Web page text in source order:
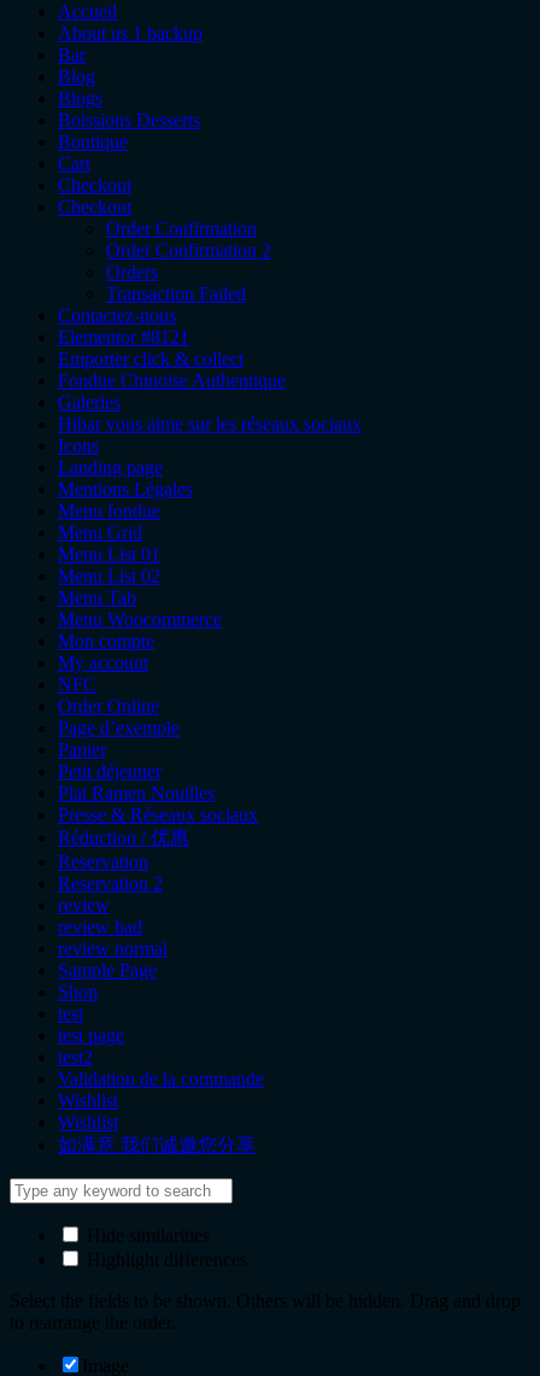
Accueil
About us 1 backup
Bar
Blog
Blogs
Boissions Desserts
Boutique
Cart
Checkout
Checkout
Order Confirmation
Order Confirmation 2
Orders
Transaction Failed
Contactez-nous
Elementor #8121
Emporter click & collect
Fondue Chinoise Authentique
Galeries
Hibar vous aime sur les réseaux sociaux
Icons
Landing page
Mentions Légales
Menu fondue
Menu Grid
Menu List 01
Menu List 02
Menu Tab
Menu Woocommerce
Mon compte
My account
NFC
Order Online
Page d’exemple
Panier
Petit déjeuner
Plat Ramen Nouilles
Presse & Réseaux sociaux
Réduction / 优惠
Reservation
Reservation 2
review
review bad
review normal
Sample Page
Shop
test
test page
test2
Validation de la commande
Wishlist
Wishlist
如满意 我们诚邀您分享
Hide similarities
Highlight differences
Select the fields to be shown. Others will be hidden. Drag and drop
to rearrange the order.
Image